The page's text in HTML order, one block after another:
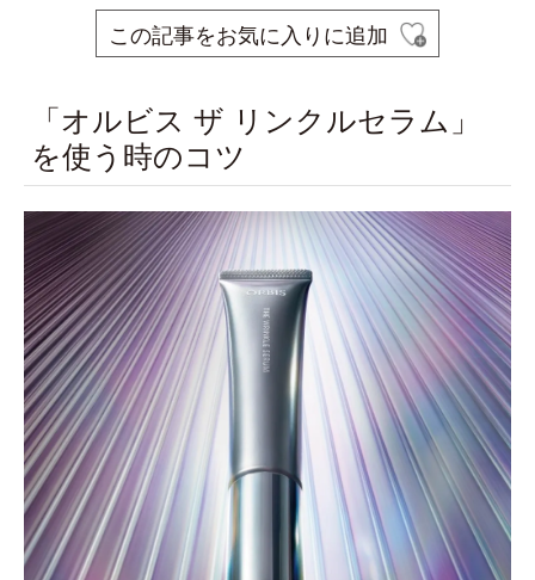
この記事をお気に入りに追加
「オルビス ザ リンクルセラム」
を使う時のコツ